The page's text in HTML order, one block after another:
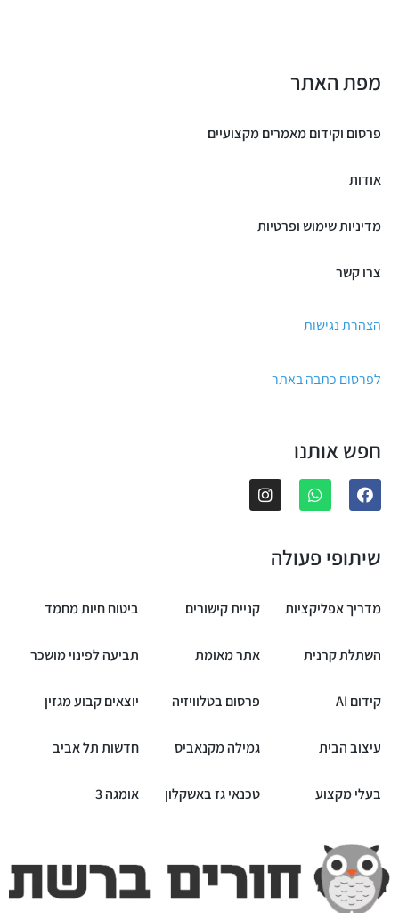
מפת האתר
פרסום וקידום מאמרים מקצועיים
אודות
מדיניות שימוש ופרטיות
צרו קשר
הצהרת נגישות
לפרסום כתבה באתר
חפש אותנו
שיתופי פעולה
מדריך אפליקציות קניית קישורים ביטוח חיות מחמד
השתלת קרנית אתר מאומת תביעה לפינוי מושכר
קידום AI פרסום בטלוויזיה יוצאים קבוע מגזין
עיצוב הבית גמילה מקנאביס חדשות תל אביב
בעלי מקצוע טכנאי גז באשקלון אומגה 3